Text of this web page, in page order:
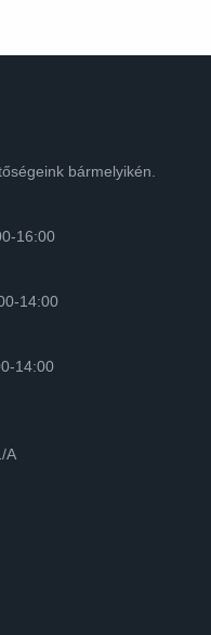
bármelyikén.
16:00
14:00
14:00
A